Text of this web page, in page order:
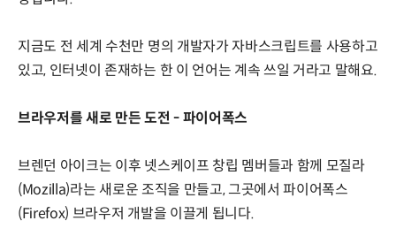
지금도 전 세계 수천만 명의 개발자가 자바스크립트를 사용하고
있고, 인터넷이 존재하는 한 이 언어는 계속 쓰일 거라고 말해요.
브라우저를 새로 만든 도전 - 파이어폭스
브렌던 아이크는 이후 넷스케이프 창립 멤버들과 함께 모질라
(Mozilla)라는 새로운 조직을 만들고, 그곳에서 파이어폭스
(Firefox) 브라우저 개발을 이끌게 됩니다.